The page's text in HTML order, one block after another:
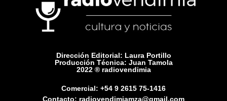
Dirección Editorial: Laura Portillo
Producción Técnica: Juan Tamola
2022 ® radiovendimia
Comercial: +54 9 2615 75-1416
Contacto: radiovendimiamza@gmail.com